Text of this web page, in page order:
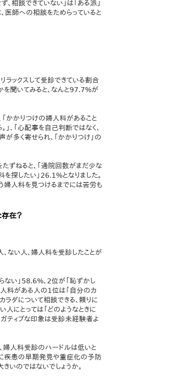
相談できていない」は「ある派」
医師への相談をためらっていると
ラックスして受診できている割合
を聞いてみると、なんと97.7%が
「かかりつけの婦人科があること
、「心配事を自己判断ではなく、
多く寄せられ、「かかりつけ」の
ずねると、「通院回数がまだ少な
探したい」26.1%となりました。
婦人科を見つけるまでには苦労も
在？
ない人、婦人科を受診したことが
ない」58.6%、2位が「恥ずかし
人科がある人の1位は「自分のカ
ラダについて相談できる、頼りに
人にとっては「どのようなときに
ガティブな印象は受診未経験者よ
婦人科受診のハードルは低いと
に疾患の早期発見や重症化の予防
いのではないでしょうか。